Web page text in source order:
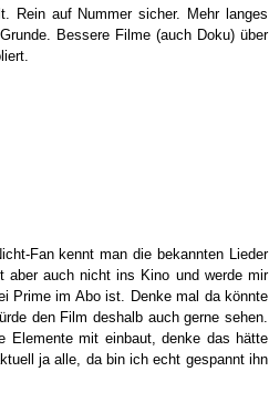
Rein auf Nummer sicher. Mehr langes
Bessere Filme (auch Doku) über
Fan kennt man die bekannten Lieder
aber auch nicht ins Kino und werde mir
Prime im Abo ist. Denke mal da könnte
den Film deshalb auch gerne sehen.
Elemente mit einbaut, denke das hätte
ja alle, da bin ich echt gespannt ihn